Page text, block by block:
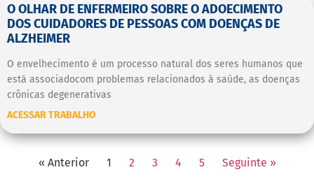
O OLHAR DE ENFERMEIRO SOBRE O ADOECIMENTO
DOS CUIDADORES DE PESSOAS COM DOENÇAS DE
ALZHEIMER
O envelhecimento é um processo natural dos seres humanos que
está associadocom problemas relacionados à saúde, as doenças
crônicas degenerativas
ACESSAR TRABALHO
« Anterior 1 2 3 4 5 Seguinte »